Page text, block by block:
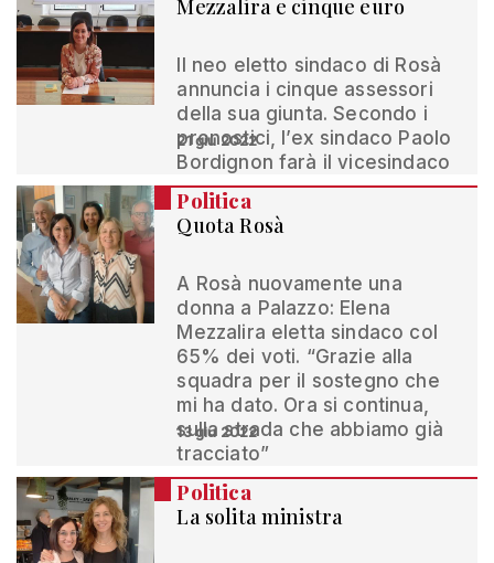
Mezzalira e cinque euro
Il neo eletto sindaco di Rosà
annuncia i cinque assessori
della sua giunta. Secondo i
pronostici, l’ex sindaco Paolo
Bordignon farà il vicesindaco
21 giu 2022
Politica
Quota Rosà
A Rosà nuovamente una
donna a Palazzo: Elena
Mezzalira eletta sindaco col
65% dei voti. “Grazie alla
squadra per il sostegno che
mi ha dato. Ora si continua,
sulla strada che abbiamo già
tracciato”
13 giu 2022
Politica
La solita ministra